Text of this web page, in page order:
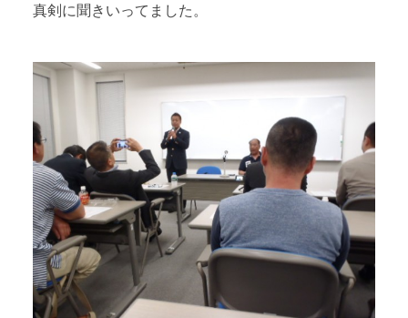
真剣に聞きいってました。